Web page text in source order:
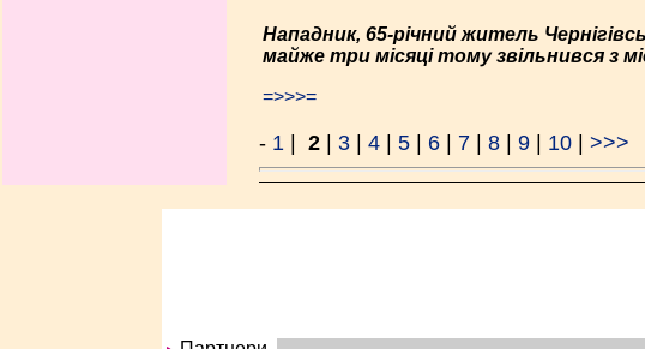
Нападник, 65-річний житель
майже три місяці тому звільнився з
=>>>=
- 1 2 3 4 5 6 7 8 9 10 >>>